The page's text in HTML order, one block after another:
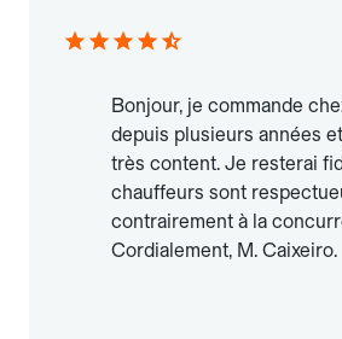
Bonjour, je commande
depuis plusieurs années
très content. Je resterai
chauffeurs sont
contrairement à la
Cordialement, M. Caixeiro.